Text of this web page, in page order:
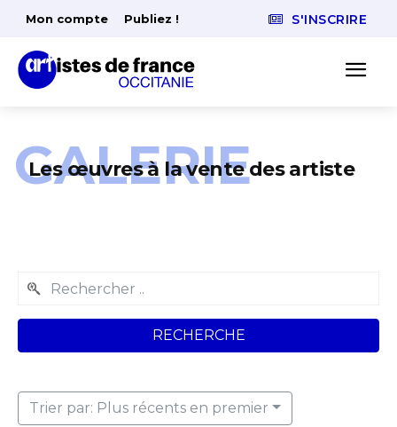
Mon compte Publiez ! S'INSCRIRE
Les œuvres à la vente des artiste
GALERIE
RECHERCHE
Trier par: Plus récents en premier